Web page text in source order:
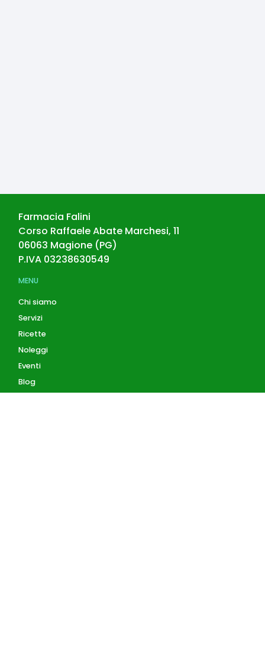
Farmacia Falini
Corso Raffaele Abate Marchesi, 11
06063 Magione (PG)
P.IVA 03238630549
MENU
Chi siamo
Servizi
Ricette
Noleggi
Eventi
Blog